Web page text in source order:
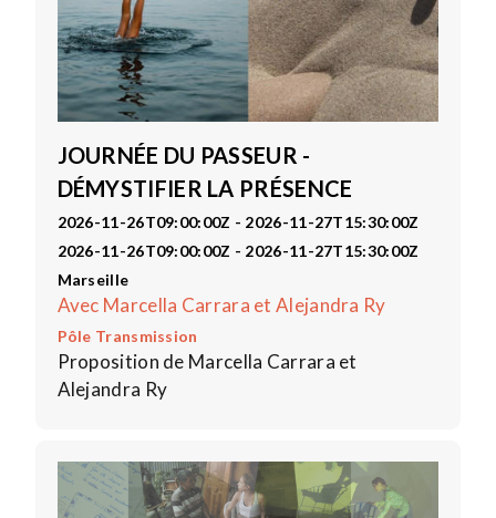
JOURNÉE DU PASSEUR -
DÉMYSTIFIER LA PRÉSENCE
2026-11-26T09:00:00Z - 2026-11-27T15:30:00Z
2026-11-26T09:00:00Z - 2026-11-27T15:30:00Z
Marseille
Avec Marcella Carrara et Alejandra Ry
Pôle Transmission
Proposition de Marcella Carrara et
Alejandra Ry